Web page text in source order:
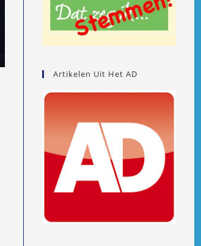
Artikelen Uit Het AD